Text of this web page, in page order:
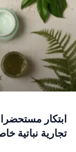
ابتكار
تجارية نباتية